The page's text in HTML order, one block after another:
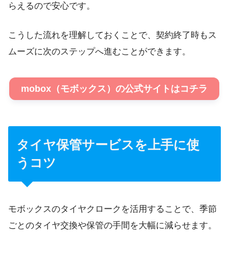
らえるので安心です。
こうした流れを理解しておくことで、契約終了時もス
ムーズに次のステップへ進むことができます。
mobox（モボックス）の公式サイトはコチラ
タイヤ保管サービスを上手に使
うコツ
モボックスのタイヤクロークを活用することで、季節
ごとのタイヤ交換や保管の手間を大幅に減らせます。